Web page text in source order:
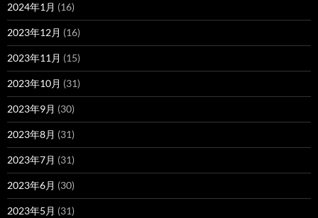
2024年1月 (16)
2023年12月 (16)
2023年11月 (15)
2023年10月 (31)
2023年9月 (30)
2023年8月 (31)
2023年7月 (31)
2023年6月 (30)
2023年5月 (31)